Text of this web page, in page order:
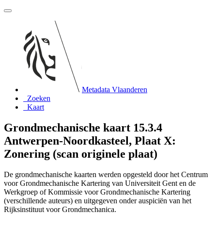
Metadata Vlaanderen
Zoeken
Kaart
Grondmechanische kaart 15.3.4
Antwerpen-Noordkasteel, Plaat X:
Zonering (scan originele plaat)
De grondmechanische kaarten werden opgesteld door het Centrum
voor Grondmechanische Kartering van Universiteit Gent en de
Werkgroep of Kommissie voor Grondmechanische Kartering
(verschillende auteurs) en uitgegeven onder auspiciën van het
Rijksinstituut voor Grondmechanica.